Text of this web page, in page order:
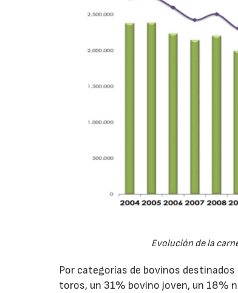
Evolución de la
Por categorías de bovinos
toros, un 31% bovino joven, un 18%